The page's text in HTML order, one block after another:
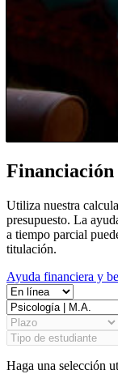
Financiación
Utiliza nuestra
presupuesto. La
a tiempo parcial
titulación.
Ayuda financiera y
Haga una selección